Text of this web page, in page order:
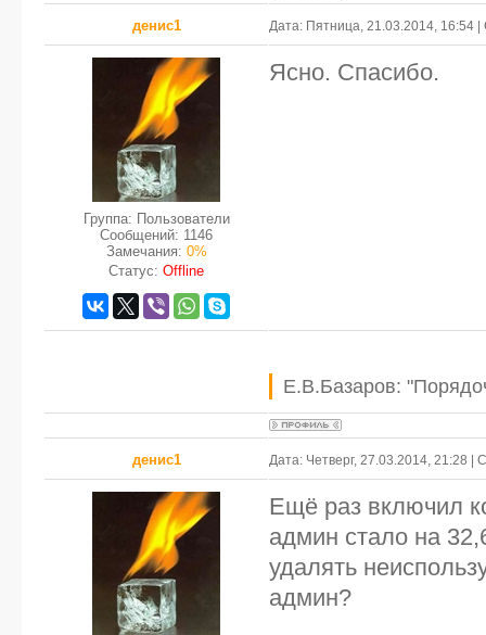
денис1 Дата: Пятница, 21.03.2014, 16:54
Группа: Пользователи
Сообщений: 1146
Замечания: 0%
Статус: Offline
Ясно. Спасибо.
Е.В.Базаров:
денис1 Дата: Четверг, 27.03.2014, 21:28
Ещё раз включил
админ стало на
удалять
админ?